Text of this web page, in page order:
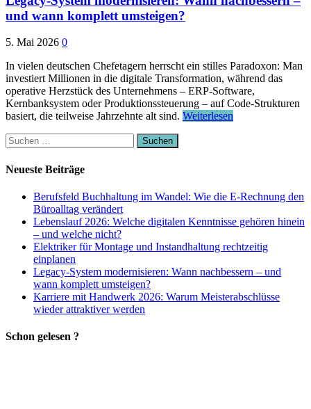
und wann komplett umsteigen?
5. Mai 2026 0
In vielen deutschen Chefetagern herrscht ein stilles Paradoxon: Man
investiert Millionen in die digitale Transformation, während das
operative Herzstück des Unternehmens – ERP-Software,
Kernbanksystem oder Produktionssteuerung – auf Code-Strukturen
basiert, die teilweise Jahrzehnte alt sind. Weiterlesen
Suchen
nach:
Neueste Beiträge
Berufsfeld Buchhaltung im Wandel: Wie die E-Rechnung den
Büroalltag verändert
Lebenslauf 2026: Welche digitalen Kenntnisse gehören hinein
– und welche nicht?
Elektriker für Montage und Instandhaltung rechtzeitig
einplanen
Legacy-System modernisieren: Wann nachbessern – und
wann komplett umsteigen?
Karriere mit Handwerk 2026: Warum Meisterabschlüsse
wieder attraktiver werden
Schon gelesen ?